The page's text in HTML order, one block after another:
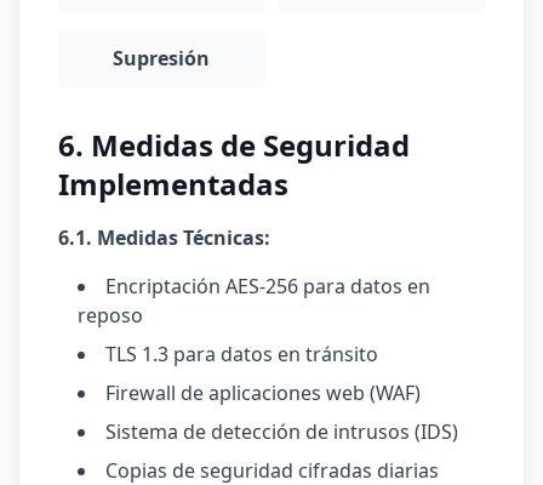
Supresión
6. Medidas de Seguridad
Implementadas
6.1. Medidas Técnicas:
Encriptación AES-256 para datos en
reposo
TLS 1.3 para datos en tránsito
Firewall de aplicaciones web (WAF)
Sistema de detección de intrusos (IDS)
Copias de seguridad cifradas diarias